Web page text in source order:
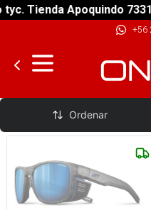
Tienda Apoquindo 7331.
+56
Categoría 3
Ordenar